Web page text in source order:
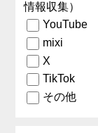
情報収集）
YouTube
mixi
X
TikTok
その他